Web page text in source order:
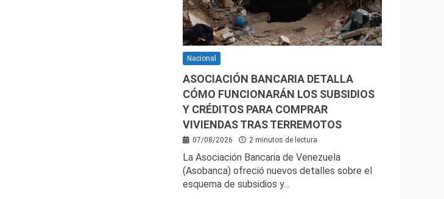
Nacional
ASOCIACIÓN BANCARIA DETALLA
CÓMO FUNCIONARÁN LOS SUBSIDIOS
Y CRÉDITOS PARA COMPRAR
VIVIENDAS TRAS TERREMOTOS
07/08/2026 2 minutos de lectura
La Asociación Bancaria de Venezuela
(Asobanca) ofreció nuevos detalles sobre el
esquema de subsidios y…